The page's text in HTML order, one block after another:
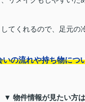
てくれるので、足元の
の流れや持ち物につ
▼ 物件情報が見たい方